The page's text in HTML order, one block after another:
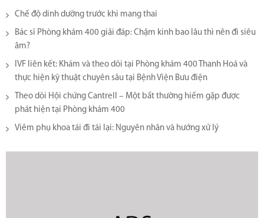
Chế độ dinh dưỡng trước khi mang thai
Bác sĩ Phòng khám 400 giải đáp: Chậm kinh bao lâu thì nên đi siêu
âm?
IVF liên kết: Khám và theo dõi tại Phòng khám 400 Thanh Hoá và
thực hiện kỹ thuật chuyên sâu tại Bệnh Viện Bưu điện
Theo dõi Hội chứng Cantrell – Một bất thường hiếm gặp được
phát hiện tại Phòng khám 400
Viêm phụ khoa tái đi tái lại​: Nguyên nhân và hướng xử lý